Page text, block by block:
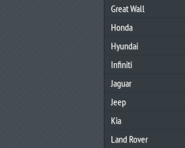
Great Wall
Honda
Hyundai
Infiniti
Jaguar
Jeep
Kia
Land Rover